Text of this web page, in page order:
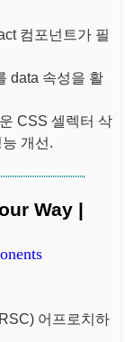
컴포넌트가 필
data 속성을 활
CSS 셀렉터 삭
개선.
Way |
어프로치하